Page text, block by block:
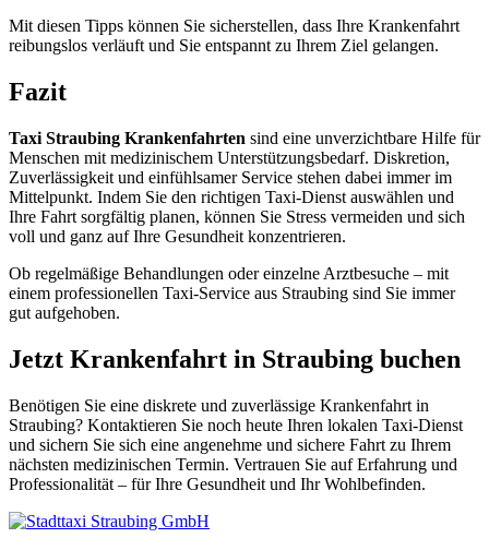
Mit diesen Tipps können Sie sicherstellen, dass Ihre Krankenfahrt
reibungslos verläuft und Sie entspannt zu Ihrem Ziel gelangen.
Fazit
Taxi Straubing Krankenfahrten sind eine unverzichtbare Hilfe für
Menschen mit medizinischem Unterstützungsbedarf. Diskretion,
Zuverlässigkeit und einfühlsamer Service stehen dabei immer im
Mittelpunkt. Indem Sie den richtigen Taxi-Dienst auswählen und
Ihre Fahrt sorgfältig planen, können Sie Stress vermeiden und sich
voll und ganz auf Ihre Gesundheit konzentrieren.
Ob regelmäßige Behandlungen oder einzelne Arztbesuche – mit
einem professionellen Taxi-Service aus Straubing sind Sie immer
gut aufgehoben.
Jetzt Krankenfahrt in Straubing buchen
Benötigen Sie eine diskrete und zuverlässige Krankenfahrt in
Straubing? Kontaktieren Sie noch heute Ihren lokalen Taxi-Dienst
und sichern Sie sich eine angenehme und sichere Fahrt zu Ihrem
nächsten medizinischen Termin. Vertrauen Sie auf Erfahrung und
Professionalität – für Ihre Gesundheit und Ihr Wohlbefinden.